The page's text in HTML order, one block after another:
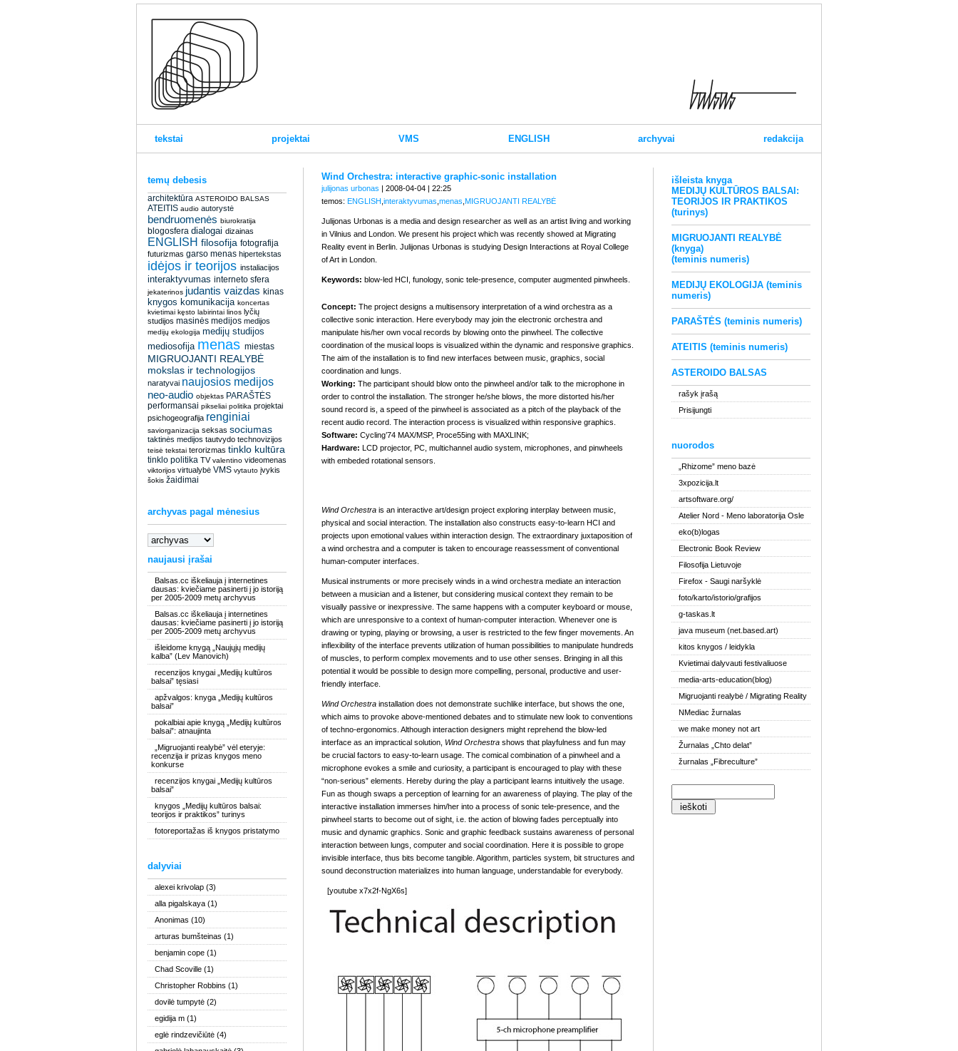
tekstai projektai VMS ENGLISH archyvai redakcija
temų debesis
architektūra ASTEROIDO BALSAS
ATEITIS audio autorystė
bendruomenės biurokratija
blogosfera dialogai dizainas
ENGLISH filosofija fotografija
futurizmas garso menas hipertekstas
idėjos ir teorijos instaliacijos
interaktyvumas interneto sfera
jekaterinos judantis vaizdas kinas
knygos komunikacija koncertas
kvietimai kęsto labirintai linos lyčių
studijos masinės medijos medijos
medijų ekologija medijų studijos
mediosofija menas miestas
MIGRUOJANTI REALYBĖ
mokslas ir technologijos
naratyvai naujosios medijos
neo-audio objektas PARAŠTĖS
performansai pikseliai politika projektai
psichogeografija renginiai
saviorganizacija seksas sociumas
taktinės medijos tautvydo technovizijos
teisė tekstai terorizmas tinklo kultūra
tinklo politika TV valentino videomenas
viktorijos virtualybė VMS vytauto įvykis
šokis žaidimai
archyvas pagal mėnesius
naujausi įrašai
Balsas.cc iškeliauja į internetines
dausas: kviečiame pasinerti į jo istoriją
per 2005-2009 metų archyvus
Balsas.cc iškeliauja į internetines
dausas: kviečiame pasinerti į jo istoriją
per 2005-2009 metų archyvus
išleidome knygą „Naujųjų medijų
kalba” (Lev Manovich)
recenzijos knygai „Medijų kultūros
balsai” tęsiasi
apžvalgos: knyga „Medijų kultūros
balsai”
pokalbiai apie knygą „Medijų kultūros
balsai”: atnaujinta
„Migruojanti realybė” vėl eteryje:
recenzija ir prizas knygos meno
konkurse
recenzijos knygai „Medijų kultūros
balsai”
knygos „Medijų kultūros balsai:
teorijos ir praktikos” turinys
fotoreportažas iš knygos pristatymo
dalyviai
alexei krivolap (3)
alla pigalskaya (1)
Anonimas (10)
arturas bumšteinas (1)
benjamin cope (1)
Chad Scoville (1)
Christopher Robbins (1)
dovilė tumpytė (2)
egidija m (1)
eglė rindzevičiūtė (4)
išleista knyga
MEDIJŲ KULTŪROS BALSAI:
TEORIJOS IR PRAKTIKOS
(turinys)
MIGRUOJANTI REALYBĖ
(knyga)
(teminis numeris)
MEDIJŲ EKOLOGIJA (teminis
numeris)
PARAŠTĖS (teminis numeris)
ATEITIS (teminis numeris)
ASTEROIDO BALSAS
rašyk įrašą
Prisijungti
nuorodos
„Rhizome” meno bazė
3xpozicija.lt
artsoftware.org/
Atelier Nord - Meno laboratorija Osle
eko(b)logas
Electronic Book Review
Filosofija Lietuvoje
Firefox - Saugi naršyklė
foto/karto/istorio/grafijos
g-taskas.lt
java museum (net.based.art)
kitos knygos / leidykla
Kvietimai dalyvauti festivaliuose
media-arts-education(blog)
Migruojanti realybė / Migrating Reality
NMediac žurnalas
we make money not art
Žurnalas „Chto delat”
žurnalas „Fibreculture”
Wind Orchestra: interactive graphic-sonic installation
julijonas urbonas | 2008-04-04 | 22:25
temos: ENGLISH interaktyvumas menas MIGRUOJANTI REALYBĖ
Julijonas Urbonas is a media and design researcher as well as an artist living and working
in Vilnius and London. We present his project which was recently showed at Migrating
Reality event in Berlin. Julijonas Urbonas is studying Design Interactions at Royal College
of Art in London.
Keywords: blow-led HCI, funology, sonic tele-presence, computer augmented pinwheels.
Concept: The project designs a multisensory interpretation of a wind orchestra as a
collective sonic interaction. Here everybody may join the electronic orchestra and
manipulate his/her own vocal records by blowing onto the pinwheel. The collective
coordination of the musical loops is visualized within the dynamic and responsive graphics.
The aim of the installation is to find new interfaces between music, graphics, social
coordination and lungs.
Working: The participant should blow onto the pinwheel and/or talk to the microphone in
order to control the installation. The stronger he/she blows, the more distorted his/her
sound record is, a speed of the pinwheel is associated as a pitch of the playback of the
recent audio record. The interaction process is visualized within responsive graphics.
Software: Cycling’74 MAX/MSP, Proce55ing with MAXLINK;
Hardware: LCD projector, PC, multichannel audio system, microphones, and pinwheels
with embeded rotational sensors.
Wind Orchestra is an interactive art/design project exploring interplay between music,
physical and social interaction. The installation also constructs easy-to-learn HCI and
projects upon emotional values within interaction design. The extraordinary juxtaposition of
a wind orchestra and a computer is taken to encourage reassessment of conventional
human-computer interfaces.
Musical instruments or more precisely winds in a wind orchestra mediate an interaction
between a musician and a listener, but considering musical context they remain to be
visually passive or inexpressive. The same happens with a computer keyboard or mouse,
which are unresponsive to a context of human-computer interaction. Whenever one is
drawing or typing, playing or browsing, a user is restricted to the few finger movements. An
inflexibility of the interface prevents utilization of human possibilities to manipulate hundreds
of muscles, to perform complex movements and to use other senses. Bringing in all this
potential it would be possible to design more compelling, personal, productive and user-
friendly interface.
Wind Orchestra installation does not demonstrate suchlike interface, but shows the one,
which aims to provoke above-mentioned debates and to stimulate new look to conventions
of techno-ergonomics. Although interaction designers might reprehend the blow-led
interface as an impractical solution, Wind Orchestra shows that playfulness and fun may
be crucial factors to easy-to-learn usage. The comical combination of a pinwheel and a
microphone evokes a smile and curiosity, a participant is encouraged to play with these
“non-serious” elements. Hereby during the play a participant learns intuitively the usage.
Fun as though swaps a perception of learning for an awareness of playing. The play of the
interactive installation immerses him/her into a process of sonic tele-presence, and the
pinwheel starts to become out of sight, i.e. the action of blowing fades perceptually into
music and dynamic graphics. Sonic and graphic feedback sustains awareness of personal
interaction between lungs, computer and social coordination. Here it is possible to grope
invisible interface, thus bits become tangible. Algorithm, particles system, bit structures and
sound deconstruction materializes into human language, understandable for everybody.
[youtube x7x2f-NgX6s]